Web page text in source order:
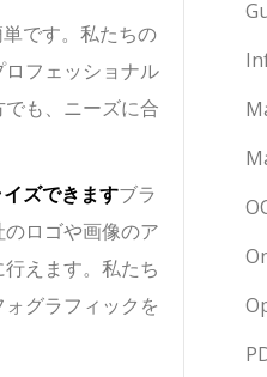
です。私たちの
フェッショナル
も、ニーズに合
ズできますブラ
ロゴや画像のア
えます。私たち
グラフィックを